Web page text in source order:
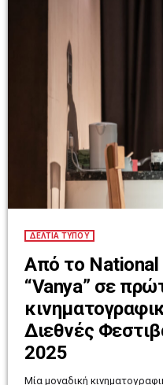
ΔΕΛΤΙΑ ΤΥΠΟΥ
Από το National
“Vanya” σε
Διεθνές
2025
Μία μοναδική